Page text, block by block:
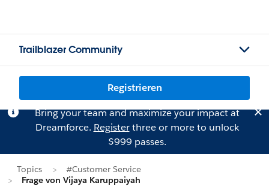
Trailblazer Community
Registrieren
Bring your team and maximize your impact at
Dreamforce. Registerthree or more to unlock
$999 passes.
Topics
#Customer Service
Frage von Vijaya Karuppaiyah